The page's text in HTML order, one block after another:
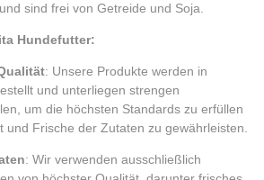
sind frei von Getreide und Soja.
Hundefutter:
: Unsere Produkte werden in
und unterliegen strengen
um die höchsten Standards zu erfüllen
und Frische der Zutaten zu gewährleisten.
: Wir verwenden ausschließlich